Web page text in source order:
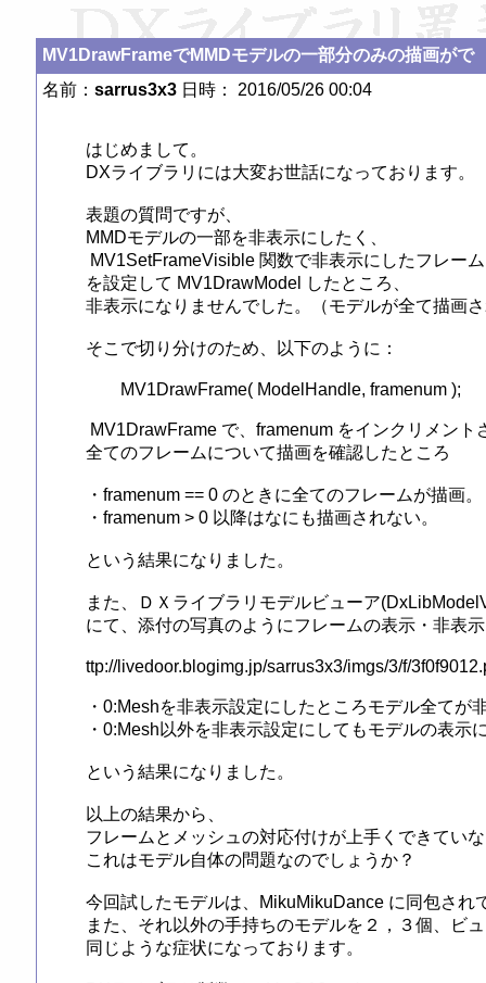
MV1DrawFrameでMMDモデルの一部分のみの描画がで
名前： sarrus3x3日時： 2016/05/26 00:04
はじめまして。
DXライブラリには大変お世話になっております。
表題の質問ですが、
MMDモデルの一部を非表示にしたく、
MV1SetFrameVisible 関数で非表示にしたフレー
を設定して MV1DrawModel したところ、
非表示になりませんでした。（モデルが全て描画
そこで切り分けのため、以下のように：
MV1DrawFrame で、framenum をインクリメント
全てのフレームについて描画を確認したところ
・framenum == 0 のときに全てのフレームが描画。
・framenum > 0 以降はなにも描画されない。
という結果になりました。
また、ＤＸライブラリモデルビューア
にて、添付の写真のようにフレームの表示・非表
ttp://livedoor.blogimg.jp/sarrus3x3/imgs/3/f/
・0:Meshを非表示設定にしたところモデル全てが
・0:Mesh以外を非表示設定にしてもモデルの表示
という結果になりました。
以上の結果から、
フレームとメッシュの対応付けが上手くできてい
これはモデル自体の問題なのでしょうか？
今回試したモデルは、MikuMikuDance に同包され
また、それ以外の手持ちのモデルを２，３個、ビ
同じような症状になっております。